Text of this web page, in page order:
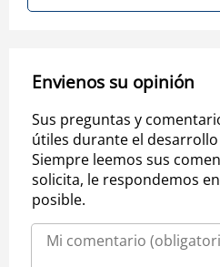
Envienos su opinión
Sus preguntas y
útiles durante el
Siempre leemos sus
solicita, le respondemos
posible.